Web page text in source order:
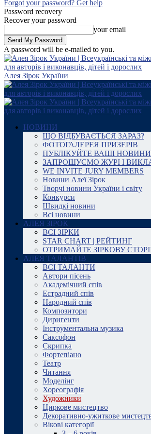
Forgot your password? Get help
Password recovery
Recover your password
your email
A password will be e-mailed to you.
Алея Зірок України
НОВИНИ
ЩО ВІДБУВАЄТЬСЯ ЗАРАЗ?
ФОТОГАЛЕРЕЯ ПРИЗЕРІВ
ПУБЛІКУЙТЕ ВАШІ
ЗАПРОШУЄМО ЖУРІ І
WE INVITE JURY MEMBERS
Новини Алеї Зірок
Творчі новини України і світу
Конкурси
Швидкі новини
Всі новини
АЛЕЯ ЗІРОК
ВСІ ЗІРКИ
STAR CHART | РЕЙТИНГ
ОТРИМАЙТЕ ЗІРКОВУ
АЛЕЯ ТАЛАНТІВ
ВСІ ТАЛАНТИ
Автори пісень
Академічний спів
Естрадний спів
Народний спів
Композитори
Диригенти
Інструментальна музика
Саксофон
Скрипка
Фортепіано
Театр
Читання
Моделінг
Хореографія
Художники
Циркове мистецтво
Декоративно-ужиткове
Вікові категорії